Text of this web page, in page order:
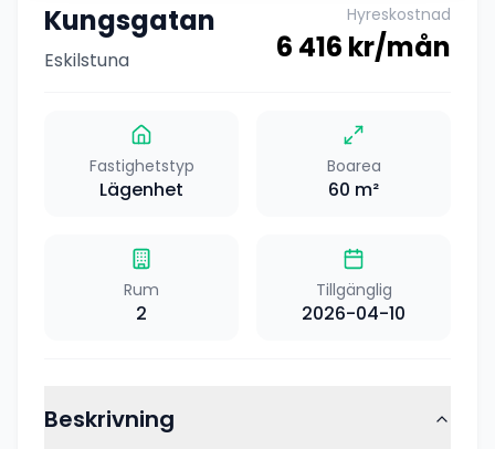
Kungsgatan
Eskilstuna
Hyreskostnad
6 416 kr/mån
Fastighetstyp
Lägenhet
Boarea
60 m²
Rum
2
Tillgänglig
2026-04-10
Beskrivning